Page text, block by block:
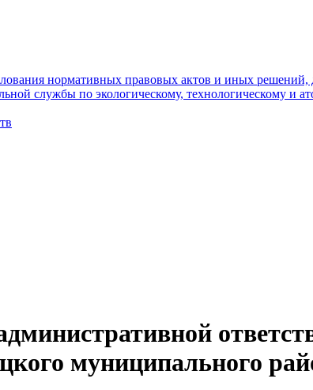
нормативных правовых актов и иных решений,
службы по экологическому, технологическому и
муниципального